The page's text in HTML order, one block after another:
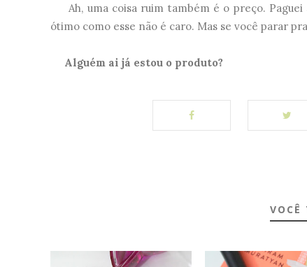
Ah, uma coisa ruim também é o preço. Paguei
ótimo como esse não é caro. Mas se você parar
Alguém ai já estou o produto?
VOCÊ